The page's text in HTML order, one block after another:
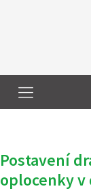
Postavení
oplocenky v